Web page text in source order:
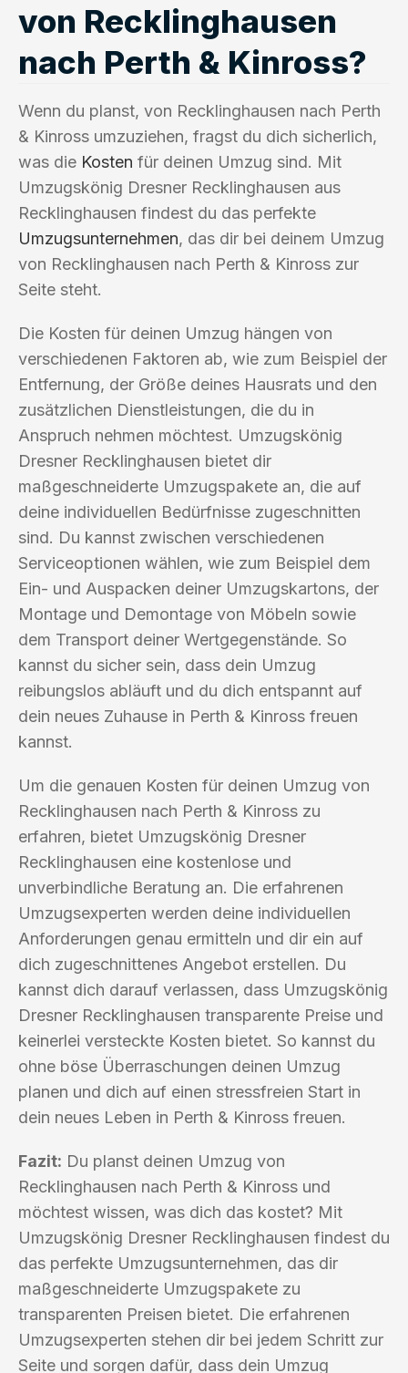
von Recklinghausen
nach Perth & Kinross?
Wenn du planst, von Recklinghausen nach Perth
& Kinross umzuziehen, fragst du dich sicherlich,
was die Kosten für deinen Umzug sind. Mit
Umzugskönig Dresner Recklinghausen aus
Recklinghausen findest du das perfekte
Umzugsunternehmen, das dir bei deinem Umzug
von Recklinghausen nach Perth & Kinross zur
Seite steht.
Die Kosten für deinen Umzug hängen von
verschiedenen Faktoren ab, wie zum Beispiel der
Entfernung, der Größe deines Hausrats und den
zusätzlichen Dienstleistungen, die du in
Anspruch nehmen möchtest. Umzugskönig
Dresner Recklinghausen bietet dir
maßgeschneiderte Umzugspakete an, die auf
deine individuellen Bedürfnisse zugeschnitten
sind. Du kannst zwischen verschiedenen
Serviceoptionen wählen, wie zum Beispiel dem
Ein- und Auspacken deiner Umzugskartons, der
Montage und Demontage von Möbeln sowie
dem Transport deiner Wertgegenstände. So
kannst du sicher sein, dass dein Umzug
reibungslos abläuft und du dich entspannt auf
dein neues Zuhause in Perth & Kinross freuen
kannst.
Um die genauen Kosten für deinen Umzug von
Recklinghausen nach Perth & Kinross zu
erfahren, bietet Umzugskönig Dresner
Recklinghausen eine kostenlose und
unverbindliche Beratung an. Die erfahrenen
Umzugsexperten werden deine individuellen
Anforderungen genau ermitteln und dir ein auf
dich zugeschnittenes Angebot erstellen. Du
kannst dich darauf verlassen, dass Umzugskönig
Dresner Recklinghausen transparente Preise und
keinerlei versteckte Kosten bietet. So kannst du
ohne böse Überraschungen deinen Umzug
planen und dich auf einen stressfreien Start in
dein neues Leben in Perth & Kinross freuen.
Fazit: Du planst deinen Umzug von
Recklinghausen nach Perth & Kinross und
möchtest wissen, was dich das kostet? Mit
Umzugskönig Dresner Recklinghausen findest du
das perfekte Umzugsunternehmen, das dir
maßgeschneiderte Umzugspakete zu
transparenten Preisen bietet. Die erfahrenen
Umzugsexperten stehen dir bei jedem Schritt zur
Seite und sorgen dafür, dass dein Umzug